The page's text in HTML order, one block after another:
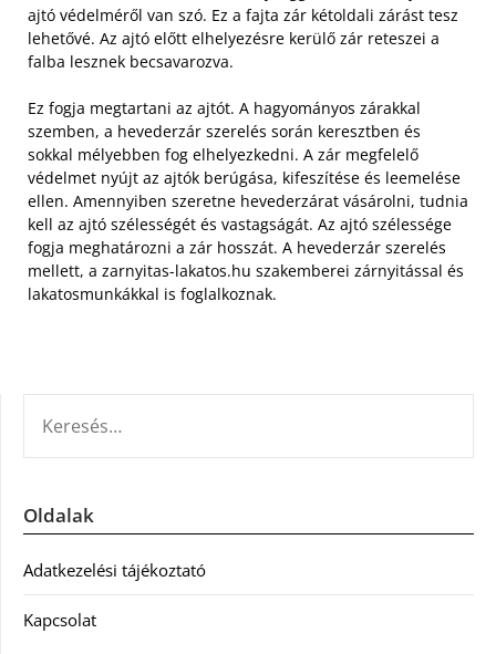
ajtó védelméről van szó. Ez a fajta zár kétoldali zárást tesz
lehetővé. Az ajtó előtt elhelyezésre kerülő zár reteszei a
falba lesznek becsavarozva.
Ez fogja megtartani az ajtót. A hagyományos zárakkal
szemben, a hevederzár szerelés során keresztben és
sokkal mélyebben fog elhelyezkedni. A zár megfelelő
védelmet nyújt az ajtók berúgása, kifeszítése és leemelése
ellen. Amennyiben szeretne hevederzárat vásárolni, tudnia
kell az ajtó szélességét és vastagságát. Az ajtó szélessége
fogja meghatározni a zár hosszát. A hevederzár szerelés
mellett, a zarnyitas-lakatos.hu szakemberei zárnyitással és
lakatosmunkákkal is foglalkoznak.
Oldalak
Adatkezelési tájékoztató
Kapcsolat